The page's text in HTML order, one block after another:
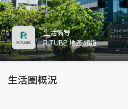
生活嚮導
R.TUBE 地產頻道
生活圈概況